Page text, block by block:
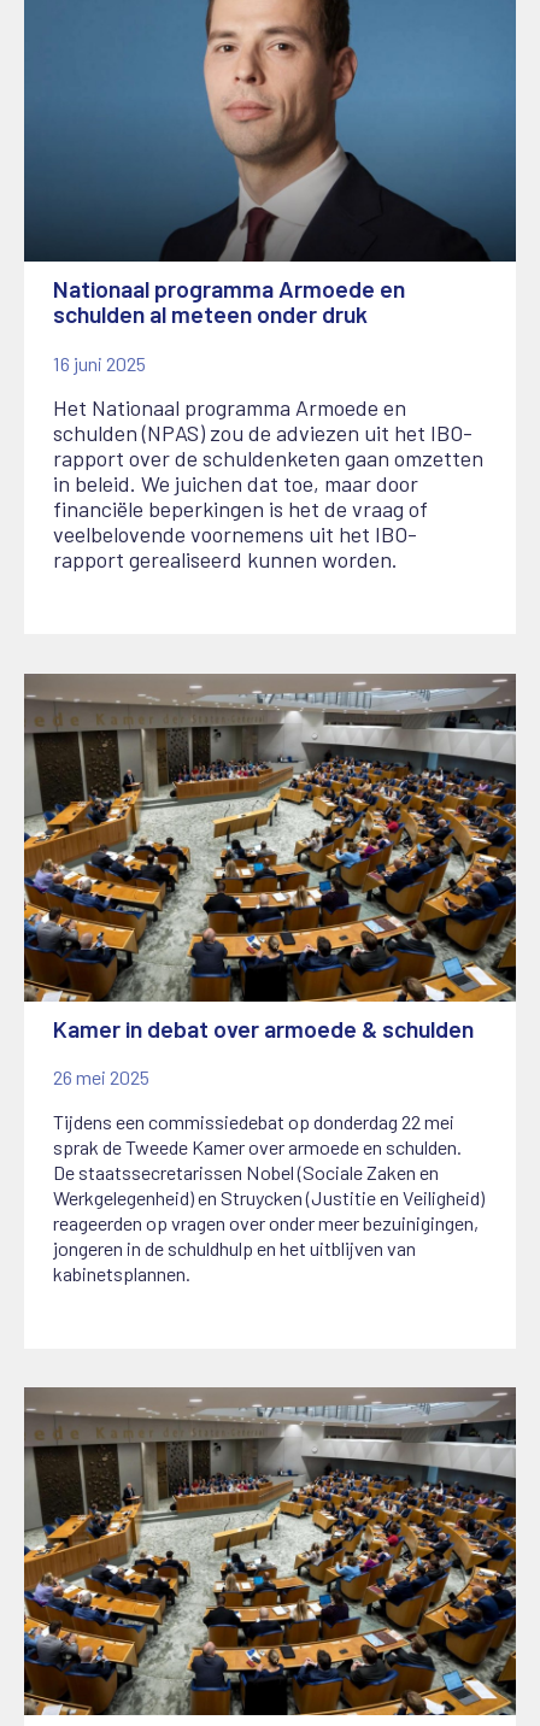
Nationaal programma Armoede en
schulden al meteen onder druk
16 juni 2025
Het Nationaal programma Armoede en
schulden (NPAS) zou de adviezen uit het IBO-
rapport over de schuldenketen gaan omzetten
in beleid. We juichen dat toe, maar door
financiële beperkingen is het de vraag of
veelbelovende voornemens uit het IBO-
rapport gerealiseerd kunnen worden.
Kamer in debat over armoede & schulden
26 mei 2025
Tijdens een commissiedebat op donderdag 22 mei
sprak de Tweede Kamer over armoede en schulden.
De staatssecretarissen Nobel (Sociale Zaken en
Werkgelegenheid) en Struycken (Justitie en Veiligheid)
reageerden op vragen over onder meer bezuinigingen,
jongeren in de schuldhulp en het uitblijven van
kabinetsplannen.